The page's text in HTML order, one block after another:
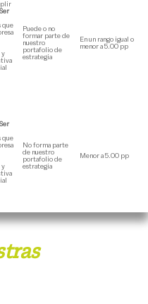
que
y
Puede o no
formar parte de
nuestro
portafolio de
estrategia
En un rango igual o
menor a 5.00 pp
que
y
No forma parte
de nuestro
portafolio de
estrategia
Menor a 5.00 pp